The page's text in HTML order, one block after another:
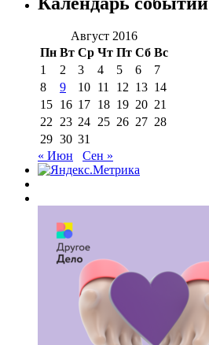
Август 2016
Пн Вт Ср Чт Пт Сб Вс
1
2 3 4 5 6
7
8
9 10 11 12 13 14
15 16 17 18 19 20 21
22 23 24 25 26 27 28
29 30 31
« Июн
Сен »